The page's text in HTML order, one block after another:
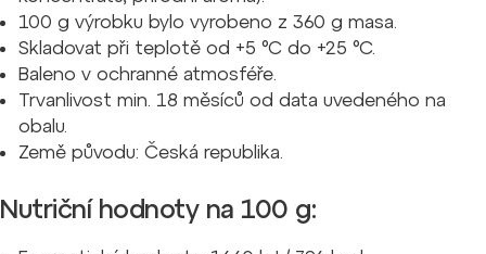
100 g výrobku bylo vyrobeno z 360 g masa.
Skladovat při teplotě od +5 °C do +25 °C.
Baleno v ochranné atmosféře.
Trvanlivost min. 18 měsíců od data uvedeného na
obalu.
Země původu: Česká republika.
Nutriční hodnoty na 100 g: